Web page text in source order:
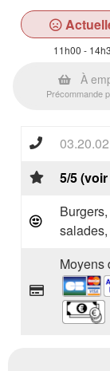
11h00 -
À
Précommande
5/5
Moyens